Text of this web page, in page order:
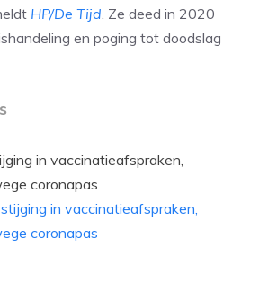
HP/De Tijd . Ze deed in 2020
en poging tot doodslag
in vaccinatieafspraken,
coronapas